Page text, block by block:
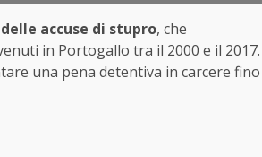
accuse di stupro, che
in Portogallo tra il 2000 e il 2017.
una pena detentiva in carcere fino